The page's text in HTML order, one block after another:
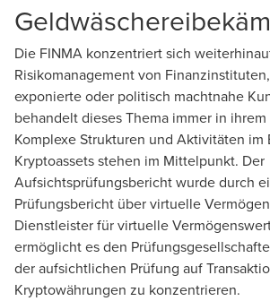
Die FINMA konzentriert sich
Risikomanagement von
exponierte oder politisch machtnahe
behandelt dieses Thema immer in
Komplexe Strukturen und Aktivitäten im
Kryptoassets stehen im Mittelpunkt. Der
Aufsichtsprüfungsbericht wurde durch
Prüfungsbericht über virtuelle
Dienstleister für virtuelle
ermöglicht es den
der aufsichtlichen Prüfung auf
Kryptowährungen zu konzentrieren.